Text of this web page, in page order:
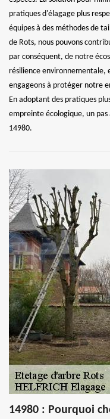
pratiques d'élagage plus
équipes à des méthodes de
de Rots, nous pouvons
par conséquent, de notre
résilience environnementale,
engageons à protéger notre
En adoptant des pratiques
empreinte écologique, un
14980.
14980 : Pourquoi